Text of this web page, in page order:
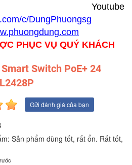
c/DungPhuongsg
huongdung.com
PHỤC VỤ QUÝ KHÁCH
Switch PoE+ 24
Gửi đánh giá của bạn
Sản phẩm dùng tốt, rất ổn. Rất tốt,